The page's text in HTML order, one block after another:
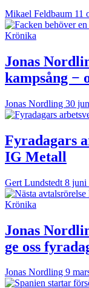
Mikael Feldbaum 11
Krönika
Jonas
kampsång −
Jonas Nordling 30
Fyradagars
IG Metall
Gert Lundstedt 8 juni
Krönika
Jonas
ge oss
Jonas Nordling 9